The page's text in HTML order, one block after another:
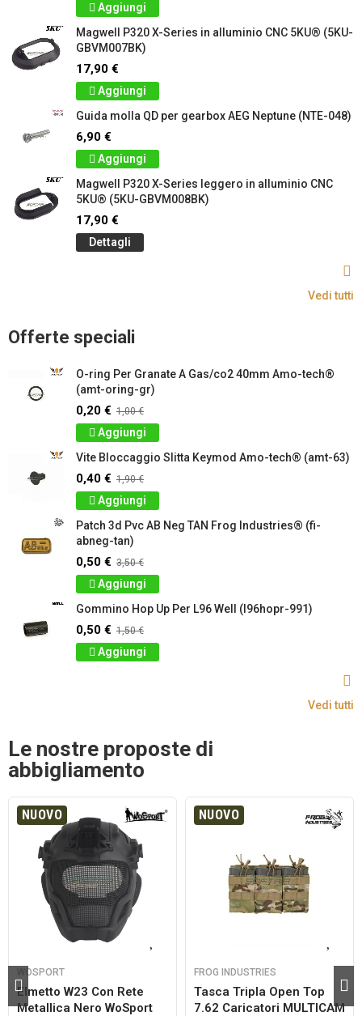
Aggiungi
Magwell P320 X-Series in alluminio CNC 5KU® (5KU-
GBVM007BK)
17,90 €
Aggiungi
Guida molla QD per gearbox AEG Neptune (NTE-048)
6,90 €
Aggiungi
Magwell P320 X-Series leggero in alluminio CNC
5KU® (5KU-GBVM008BK)
17,90 €
Dettagli
Vedi tutti
Offerte speciali
O-ring Per Granate A Gas/co2 40mm Amo-tech®
(amt-oring-gr)
0,20 € 1,00 €
Aggiungi
Vite Bloccaggio Slitta Keymod Amo-tech® (amt-63)
0,40 € 1,90 €
Aggiungi
Patch 3d Pvc AB Neg TAN Frog Industries® (fi-
abneg-tan)
0,50 € 3,50 €
Aggiungi
Gommino Hop Up Per L96 Well (l96hopr-991)
0,50 € 1,50 €
Aggiungi
Vedi tutti
Le nostre proposte di
abbigliamento
NUOVO
WOSPORT
Elmetto W23 Con Rete
Metallica Nero WoSport
NUOVO
FROG INDUSTRIES
Tasca Tripla Open Top
7.62 Caricatori MULTICAM